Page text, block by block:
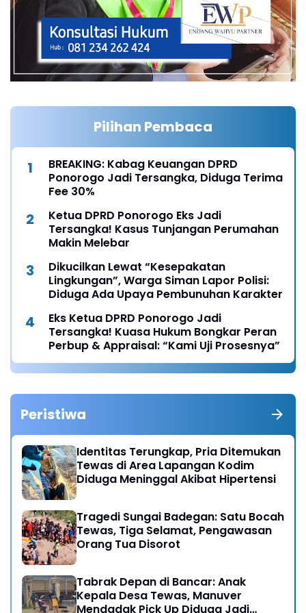
Pilihan Pembaca
BREAKING: Kabag Keuangan DPRD
Ponorogo Jadi Tersangka, Diduga Terima
Fee 30%
Ketua DPRD Ponorogo Eks Jadi
Tersangka! Kasus Tunjangan Perumahan
Makin Melebar
Dikucilkan Lewat “Kesepakatan
Lingkungan”, Warga Siman Lapor Polisi:
Diduga Ada Upaya Pembunuhan Karakter
Eks Ketua DPRD Ponorogo Jadi
Tersangka! Kuasa Hukum Bongkar Peran
Perbup & Appraisal: “Kami Uji Prosesnya”
Peristiwa
Identitas Terungkap, Pria Ditemukan
Tewas di Area Lapangan Kodim
Diduga Meninggal Akibat Hipertensi
Tragedi Sungai Badegan: Satu Bocah
Tewas, Tiga Selamat, Pengawasan
Orang Tua Disorot
Tabrak Depan di Bancar: Anak
Kepala Desa Tewas, Manuver
Mendadak Pick Up Diduga Jadi